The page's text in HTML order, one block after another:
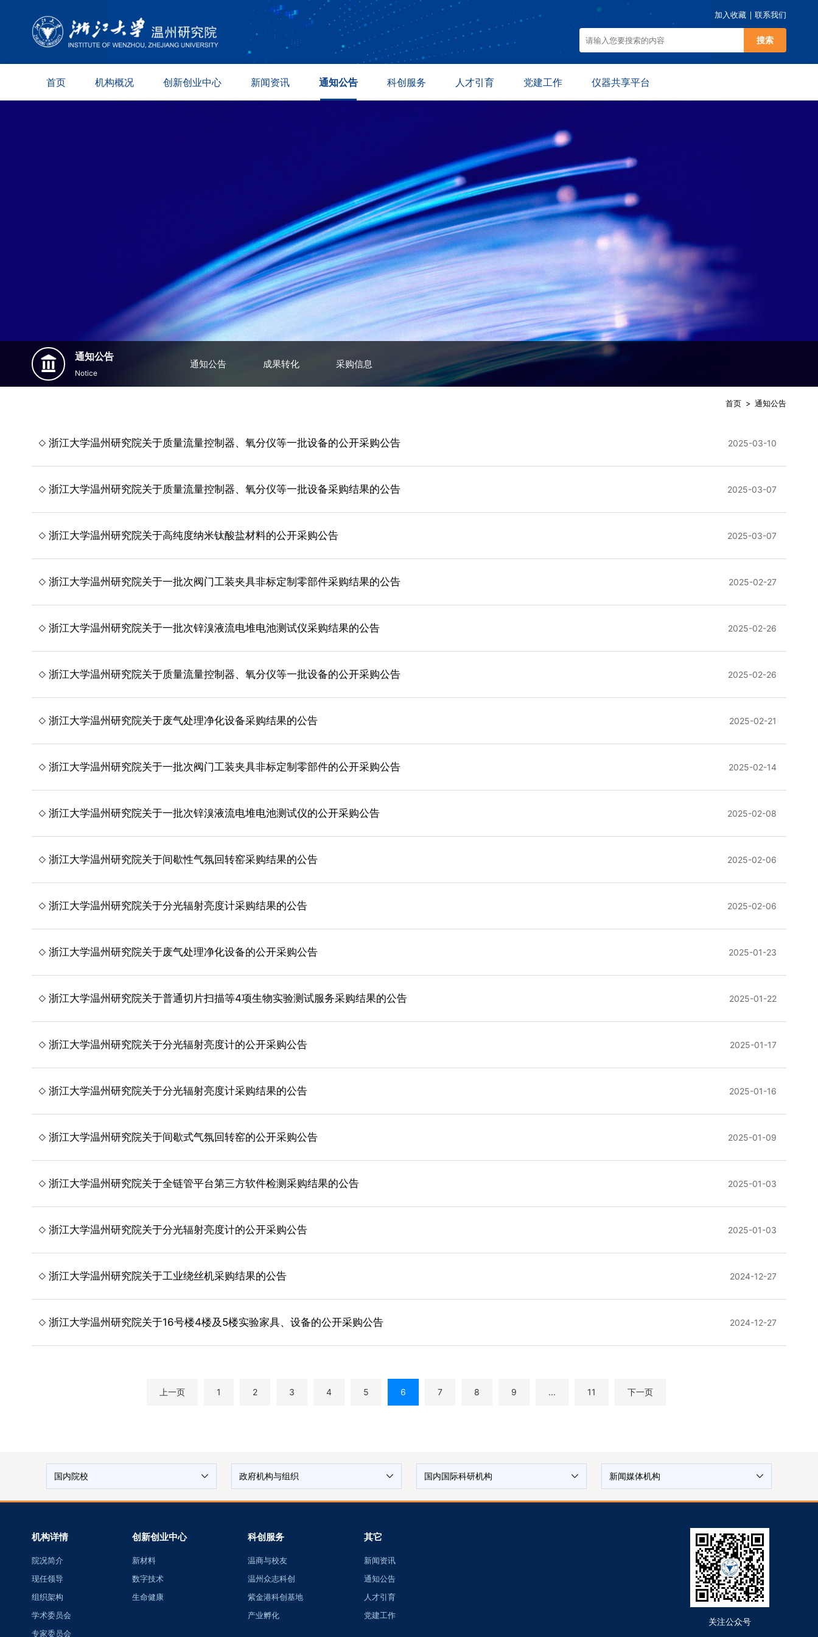
加入收藏 联系我们
搜索
首页 机构概况 创新创业中心 新闻资讯 通知公告 科创服务
紫金港科创基地
产业孵化
人才引育
教育培训
党建工作
政策法规
仪器共享平台
通知公告
Notice
通知公告 成果转化 采购信息
首页 > 通知公告
浙江大学温州研究院关于质量流量控制器、氧分仪等一批设备的公开采购公告 2025-03-10
浙江大学温州研究院关于质量流量控制器、氧分仪等一批设备采购结果的公告 2025-03-07
浙江大学温州研究院关于高纯度纳米钛酸盐材料的公开采购公告 2025-03-07
浙江大学温州研究院关于一批次阀门工装夹具非标定制零部件采购结果的公告 2025-02-27
浙江大学温州研究院关于一批次锌溴液流电堆电池测试仪采购结果的公告 2025-02-26
浙江大学温州研究院关于质量流量控制器、氧分仪等一批设备的公开采购公告 2025-02-26
浙江大学温州研究院关于废气处理净化设备采购结果的公告 2025-02-21
浙江大学温州研究院关于一批次阀门工装夹具非标定制零部件的公开采购公告 2025-02-14
浙江大学温州研究院关于一批次锌溴液流电堆电池测试仪的公开采购公告 2025-02-08
浙江大学温州研究院关于间歇性气氛回转窑采购结果的公告 2025-02-06
浙江大学温州研究院关于分光辐射亮度计采购结果的公告 2025-02-06
浙江大学温州研究院关于废气处理净化设备的公开采购公告 2025-01-23
浙江大学温州研究院关于普通切片扫描等4项生物实验测试服务采购结果的公告 2025-01-22
浙江大学温州研究院关于分光辐射亮度计的公开采购公告 2025-01-17
浙江大学温州研究院关于分光辐射亮度计采购结果的公告 2025-01-16
浙江大学温州研究院关于间歇式气氛回转窑的公开采购公告 2025-01-09
浙江大学温州研究院关于全链管平台第三方软件检测采购结果的公告 2025-01-03
浙江大学温州研究院关于分光辐射亮度计的公开采购公告 2025-01-03
浙江大学温州研究院关于工业绕丝机采购结果的公告 2024-12-27
浙江大学温州研究院关于16号楼4楼及5楼实验家具、设备的公开采购公告 2024-12-27
上一页 1 2 3 4 5 6 7 8 9 ... 11 下一页
国内院校 政府机构与组织 国内国际科研机构 新闻媒体机构
机构详情
院况简介
现任领导
组织架构
学术委员会
专家委员会
创新创业中心
新材料
数字技术
生命健康
科创服务
温商与校友
温州众志科创
紫金港科创基地
产业孵化
其它
新闻资讯
通知公告
人才引育
党建工作
关注公众号